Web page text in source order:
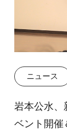
ニュース
岩本公水、
ベント開